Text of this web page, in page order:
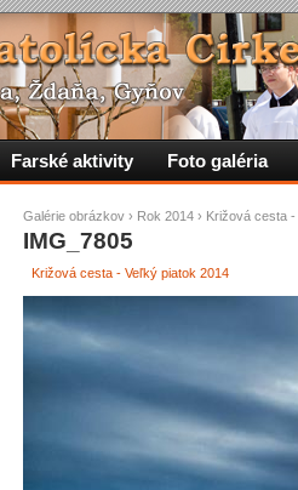
Galérie obrázkov › Rok 2014 › Križová cesta
IMG_7805
Križová cesta - Veľký piatok 2014
Farské aktivity Foto galéria